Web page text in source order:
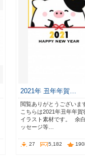
2021年 丑年年賀…
閲覧ありがとうございま
こちらは2021年丑年年賀
イラスト素材です。⠀余
ッセージ等…
27 5,182